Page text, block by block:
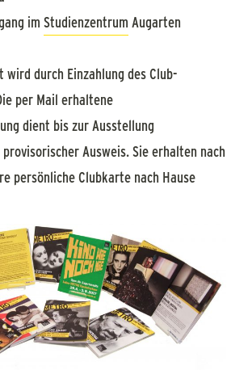
im Studienzentrum Augarten
wird durch Einzahlung des Club-
per Mail erhaltene
dient bis zur Ausstellung
Ausweis. Sie erhalten nach
persönliche Clubkarte nach Hause